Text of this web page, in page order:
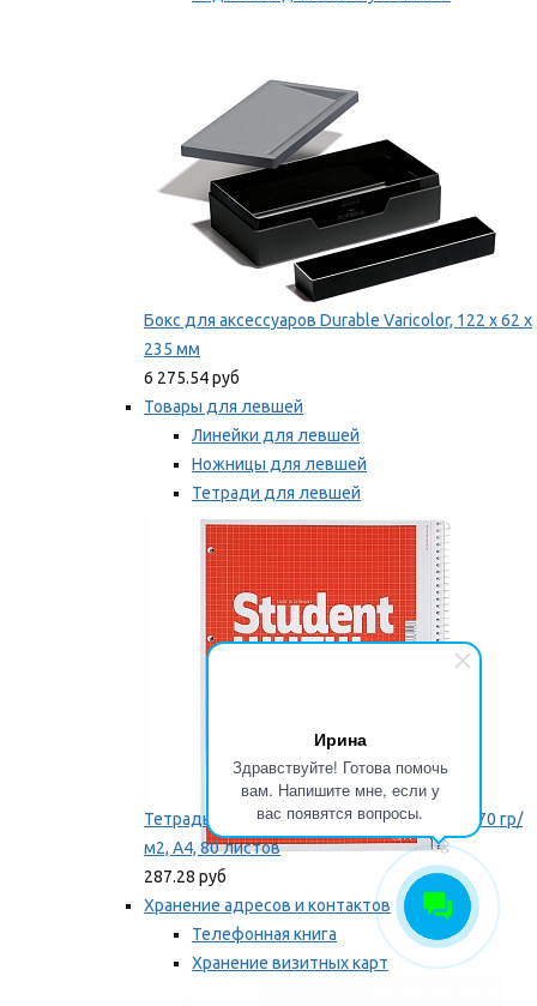
Ирина
Здравствуйте! Готова помочь
вам. Напишите мне, если у
вас появятся вопросы.
Бокс для аксессуаров Durable Varicolor, 122 x 62 x
235 мм
6 275.54 руб
Товары для левшей
Линейки для левшей
Ножницы для левшей
Тетради для левшей
Точилки для левшей
Мы рекомендуем
Тетрадь для левши Brunnen, на пружине, 70 гр/
м2, А4, 80 листов
287.28 руб
Хранение адресов и контактов
Телефонная книга
Хранение визитных карт